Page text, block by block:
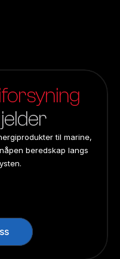
til marine,
beredskap langs